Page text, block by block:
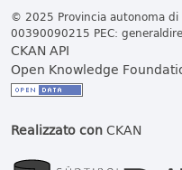
© 2025 Provincia autonoma di
00390090215 PEC:
CKAN API
Open Knowledge
Realizzato conCKAN